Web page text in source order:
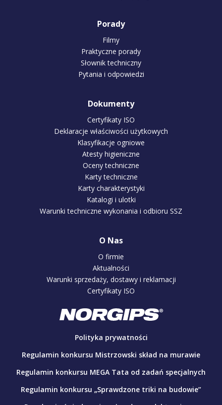
Porady
Filmy
Praktyczne porady
Słownik techniczny
Pytania i odpowiedzi
Dokumenty
Certyfikaty ISO
Deklaracje właściwości użytkowych
Klasyfikacje ogniowe
Atesty higieniczne
Oceny techniczne
Karty techniczne
Karty charakterystyki
Katalogi i ulotki
Warunki techniczne wykonania i odbioru SSZ
O Nas
O firmie
Aktualności
Warunki sprzedaży, dostawy i reklamacji
Certyfikaty ISO
Polityka prywatności
Regulamin konkursu Mistrzowski skład na murawie
Regulamin konkursu MEGA Tata od zadań specjalnych
Regulamin konkursu „Sprawdzone triki na budowie”